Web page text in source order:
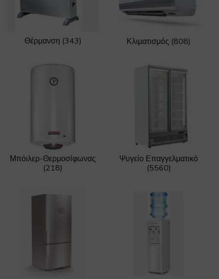
Θέρμανση (343) Κλιματισμός (808)
Μπόιλερ-Θερμοσίφωνας
(218)
Ψυγείο Επαγγελματικό
(5560)